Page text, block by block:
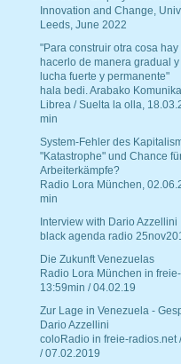
Innovation and Change,
Leeds, June 2022
"Para construir otra cosa hay
hacerlo de manera gradual
lucha fuerte y permanente"
hala bedi. Arabako
Librea / Suelta la olla,
min
System-Fehler des
"Katastrophe" und Chance
Arbeiterkämpfe?
Radio Lora München,
min
Interview with Dario Azzellini
black agenda radio
Die Zukunft Venezuelas
Radio Lora München in
13:59min / 04.02.19
Zur Lage in Venezuela -
Dario Azzellini
coloRadio in freie-radios.net
/ 07.02.2019